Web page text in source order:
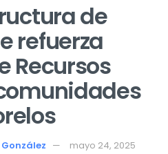
de
refuerza
Recursos
mayo 24, 2025